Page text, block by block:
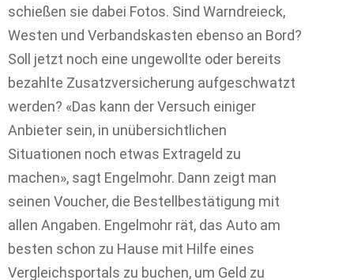
schießen sie dabei Fotos. Sind Warndreieck,
Westen und Verbandskasten ebenso an Bord?
Soll jetzt noch eine ungewollte oder bereits
bezahlte Zusatzversicherung aufgeschwatzt
werden? «Das kann der Versuch einiger
Anbieter sein, in unübersichtlichen
Situationen noch etwas Extrageld zu
machen», sagt Engelmohr. Dann zeigt man
seinen Voucher, die Bestellbestätigung mit
allen Angaben. Engelmohr rät, das Auto am
besten schon zu Hause mit Hilfe eines
Vergleichsportals zu buchen, um Geld zu